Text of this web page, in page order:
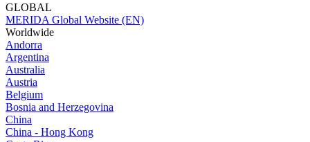
GLOBAL
MERIDA Global Website (EN)
Worldwide
Andorra
Argentina
Australia
Austria
Belgium
Bosnia and Herzegovina
China
China - Hong Kong